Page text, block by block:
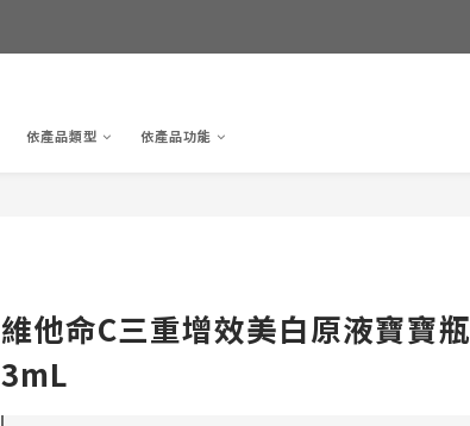
依產品類型 依產品功能
維他命C三重增效美白原液寶寶瓶
3mL